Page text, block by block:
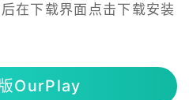
在下载界面点击下载安装
OurPlay